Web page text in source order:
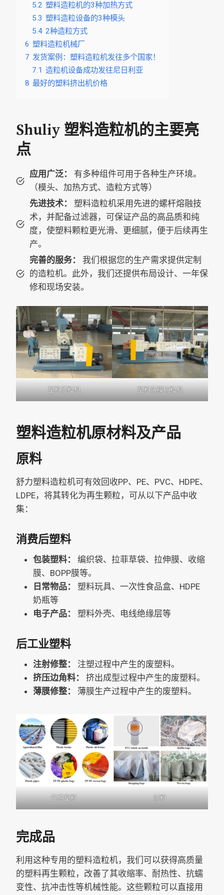
5.2 塑料造粒机的3种加热方式
5.3 塑料造粒设备的3种模头
5.4 2种造粒方式
6 塑料造粒机械厂
7 发货案例：塑料造粒机发往多个国家！
7.1 造粒机设备成功发往尼日利亚
8 最好的塑料挤出机价格
Shuliy 塑料造粒机的主要亮
点
应用广泛：
有多种组件可用于各种生产环境。
（模头、加热方式、造粒方式等）
先进技术： 塑料造粒机采用先进的螺杆熔融技
术，并配备过滤器，可保证产品的高品质和纯
度，使塑料颗粒更光滑、更细腻，便于后续再生
产。
完善的服务：
我们根据您的生产需求提供定制
的造粒机。此外，我们还提供布局设计、一年保
修和现场安装。
塑料造粒机 塑料薄膜切粒机
塑料造粒机原材料及产品
原料
舒力塑料造粒机可有效回收PP、PE、PVC、HDPE、
LDPE，将其转化为再生颗粒，可从以下产品中收
集：
消费后塑料
包装塑料：
编织袋、拉菲草袋、拉伸膜、收缩
膜、BOPP膜等。
日常物品：
塑料玩具、一次性食品盒、HDPE
奶瓶等
电子产品：
塑料外壳、电线绝缘层等
后工业塑料
注射修整： 注塑过程中产生的废塑料。
挤压边角料：
挤出成型过程中产生的废塑料。
薄膜修整：
薄膜生产过程中产生的废塑料。
各种塑料 原料
完成品
利用这种专用的塑料造粒机，我们可以获得高质量
的塑料再生颗粒，改善了其收缩率、耐热性、抗蠕
变性、抗冲击性等机械性能。这些颗粒可以直接用